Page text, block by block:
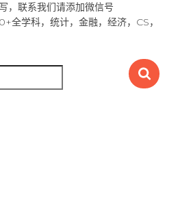
，联系我们请添加微信号
全学科，统计，金融，经济，CS，